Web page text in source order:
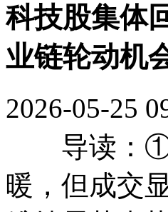
科技股集体
业链轮动机
2026-05-25
导读：①上
暖，但成交